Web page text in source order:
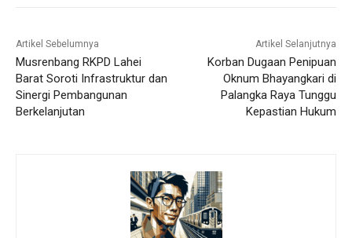
Artikel Sebelumnya
Musrenbang RKPD Lahei
Barat Soroti Infrastruktur dan
Sinergi Pembangunan
Berkelanjutan
Artikel Selanjutnya
Korban Dugaan Penipuan
Oknum Bhayangkari di
Palangka Raya Tunggu
Kepastian Hukum